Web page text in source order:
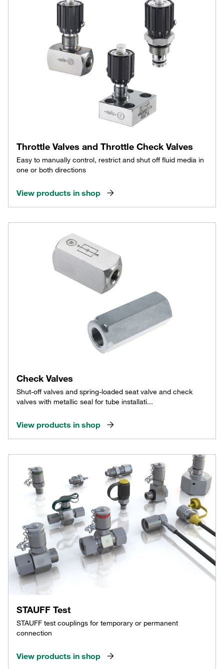
Throttle Valves and Throttle Check Valves
Easy to manually control, restrict and shut off fluid media in
one or both directions
View products in shop
Check Valves
Shut-off valves and spring-loaded seat valve and check
valves with metallic seal for tube installati...
View products in shop
STAUFF Test
STAUFF test couplings for temporary or permanent
connection
View products in shop